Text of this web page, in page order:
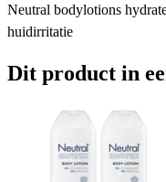
Neutral bodylotions
huidirritatie
Dit product in